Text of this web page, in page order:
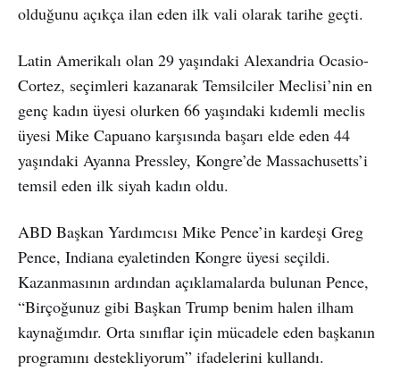
olduğunu açıkça ilan eden ilk vali olarak tarihe geçti.
Latin Amerikalı olan 29 yaşındaki Alexandria Ocasio-
Cortez, seçimleri kazanarak Temsilciler Meclisi’nin en
genç kadın üyesi olurken 66 yaşındaki kıdemli meclis
üyesi Mike Capuano karşısında başarı elde eden 44
yaşındaki Ayanna Pressley, Kongre’de Massachusetts’i
temsil eden ilk siyah kadın oldu.
ABD Başkan Yardımcısı Mike Pence’in kardeşi Greg
Pence, Indiana eyaletinden Kongre üyesi seçildi.
Kazanmasının ardından açıklamalarda bulunan Pence,
“Birçoğunuz gibi Başkan Trump benim halen ilham
kaynağımdır. Orta sınıflar için mücadele eden başkanın
programını destekliyorum” ifadelerini kullandı.